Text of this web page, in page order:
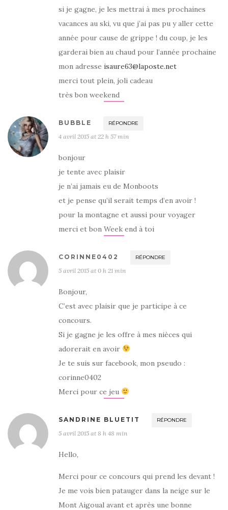
si je gagne, je les mettrai à mes prochaines
vacances au ski, vu que j’ai pas pu y aller cette
année pour cause de grippe ! du coup, je les
garderai bien au chaud pour l’année prochaine
mon adresse isaure63@laposte.net
merci tout plein, joli cadeau
très bon weekend
BUBBLE RÉPONDRE
4 avril 2015 at 22 h 57 min
bonjour
je tente avec plaisir
je n’ai jamais eu de Monboots
et je pense qu’il serait temps d’en avoir !
pour la montagne et aussi pour voyager
merci et bon Week end à toi
CORINNE0402 RÉPONDRE
5 avril 2015 at 0 h 21 min
Bonjour,
C’est avec plaisir que je participe à ce
concours.
Si je gagne je les offre à mes nièces qui
adorerait en avoir
Je te suis sur facebook, mon pseudo :
corinne0402
Merci pour ce jeu
SANDRINE BLUETIT RÉPONDRE
5 avril 2015 at 8 h 48 min
Hello,
Merci pour ce concours qui prend les devant !
Je me vois bien patauger dans la neige sur le
Mont Aigoual avant et après une bonne